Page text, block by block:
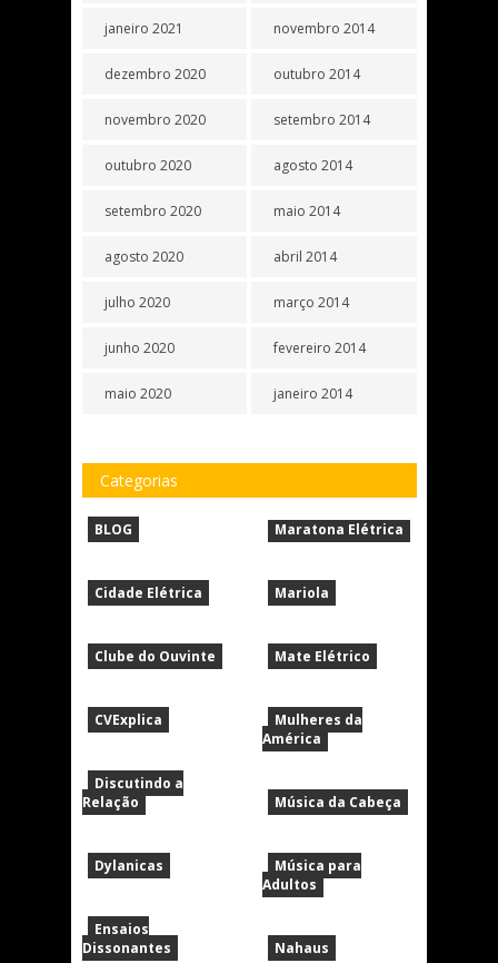
janeiro 2021
dezembro 2020
novembro 2020
outubro 2020
setembro 2020
agosto 2020
julho 2020
junho 2020
maio 2020
novembro 2014
outubro 2014
setembro 2014
agosto 2014
maio 2014
abril 2014
março 2014
fevereiro 2014
janeiro 2014
Categorias
BLOG
Cidade Elétrica
Clube do Ouvinte
CVExplica
Discutindo a
Relação
Dylanicas
Ensaios
Dissonantes
Maratona Elétrica
Mariola
Mate Elétrico
Mulheres da
América
Música da Cabeça
Música para
Adultos
Nahaus